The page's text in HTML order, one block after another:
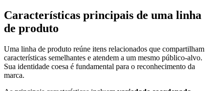
Características principais de uma linha
de produto
Uma linha de produto reúne itens relacionados que compartilham
características semelhantes e atendem a um mesmo público-alvo.
Sua identidade coesa é fundamental para o reconhecimento da
marca.